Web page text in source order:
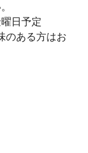
日予定
のある方はお